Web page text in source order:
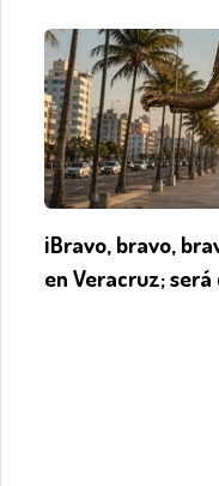
¡Bravo, bravo,
en Veracruz;